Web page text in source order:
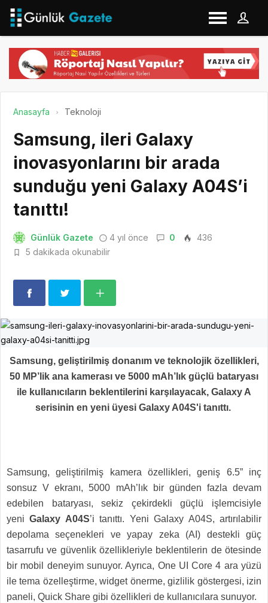
Anasayfa Teknoloji
Samsung, ileri Galaxy
inovasyonlarını bir arada
sunduğu yeni Galaxy A04S’i
tanıttı!
Günlük Gazete 4 yıl önce 0
436
5 dakikada okunabilir
Samsung, geliştirilmiş donanım ve teknolojik özellikleri,
50 MP’lik ana kamerası ve 5000 mAh’lık güçlü bataryası
ile kullanıcıların beklentilerini karşılayacak, Galaxy A
serisinin en yeni üyesi Galaxy A04S'i tanıttı.
Samsung, geliştirilmiş kamera özellikleri, geniş 6.5” inç
sonsuz V ekranı, 5000 mAh’lık bir günden fazla devam
edebilen bataryası, sekiz çekirdekli güçlü işlemcisiyle
yeniGalaxy A04S’i tanıttı. Yeni Galaxy A04S, artırılabilir
depolama seçenekleri ve yapay zeka (AI) destekli güç
tasarrufu ve güvenlik özellikleriyle beklentilerin de ötesinde
bir mobil deneyim sunuyor. Ayrıca, One UI Core 4 ara yüzü
ile tema özelleştirme, widget önerme, gizlilik göstergesi, izin
paneli, Quick Share gibi özellikleri de kullanıcılara sunuyor.